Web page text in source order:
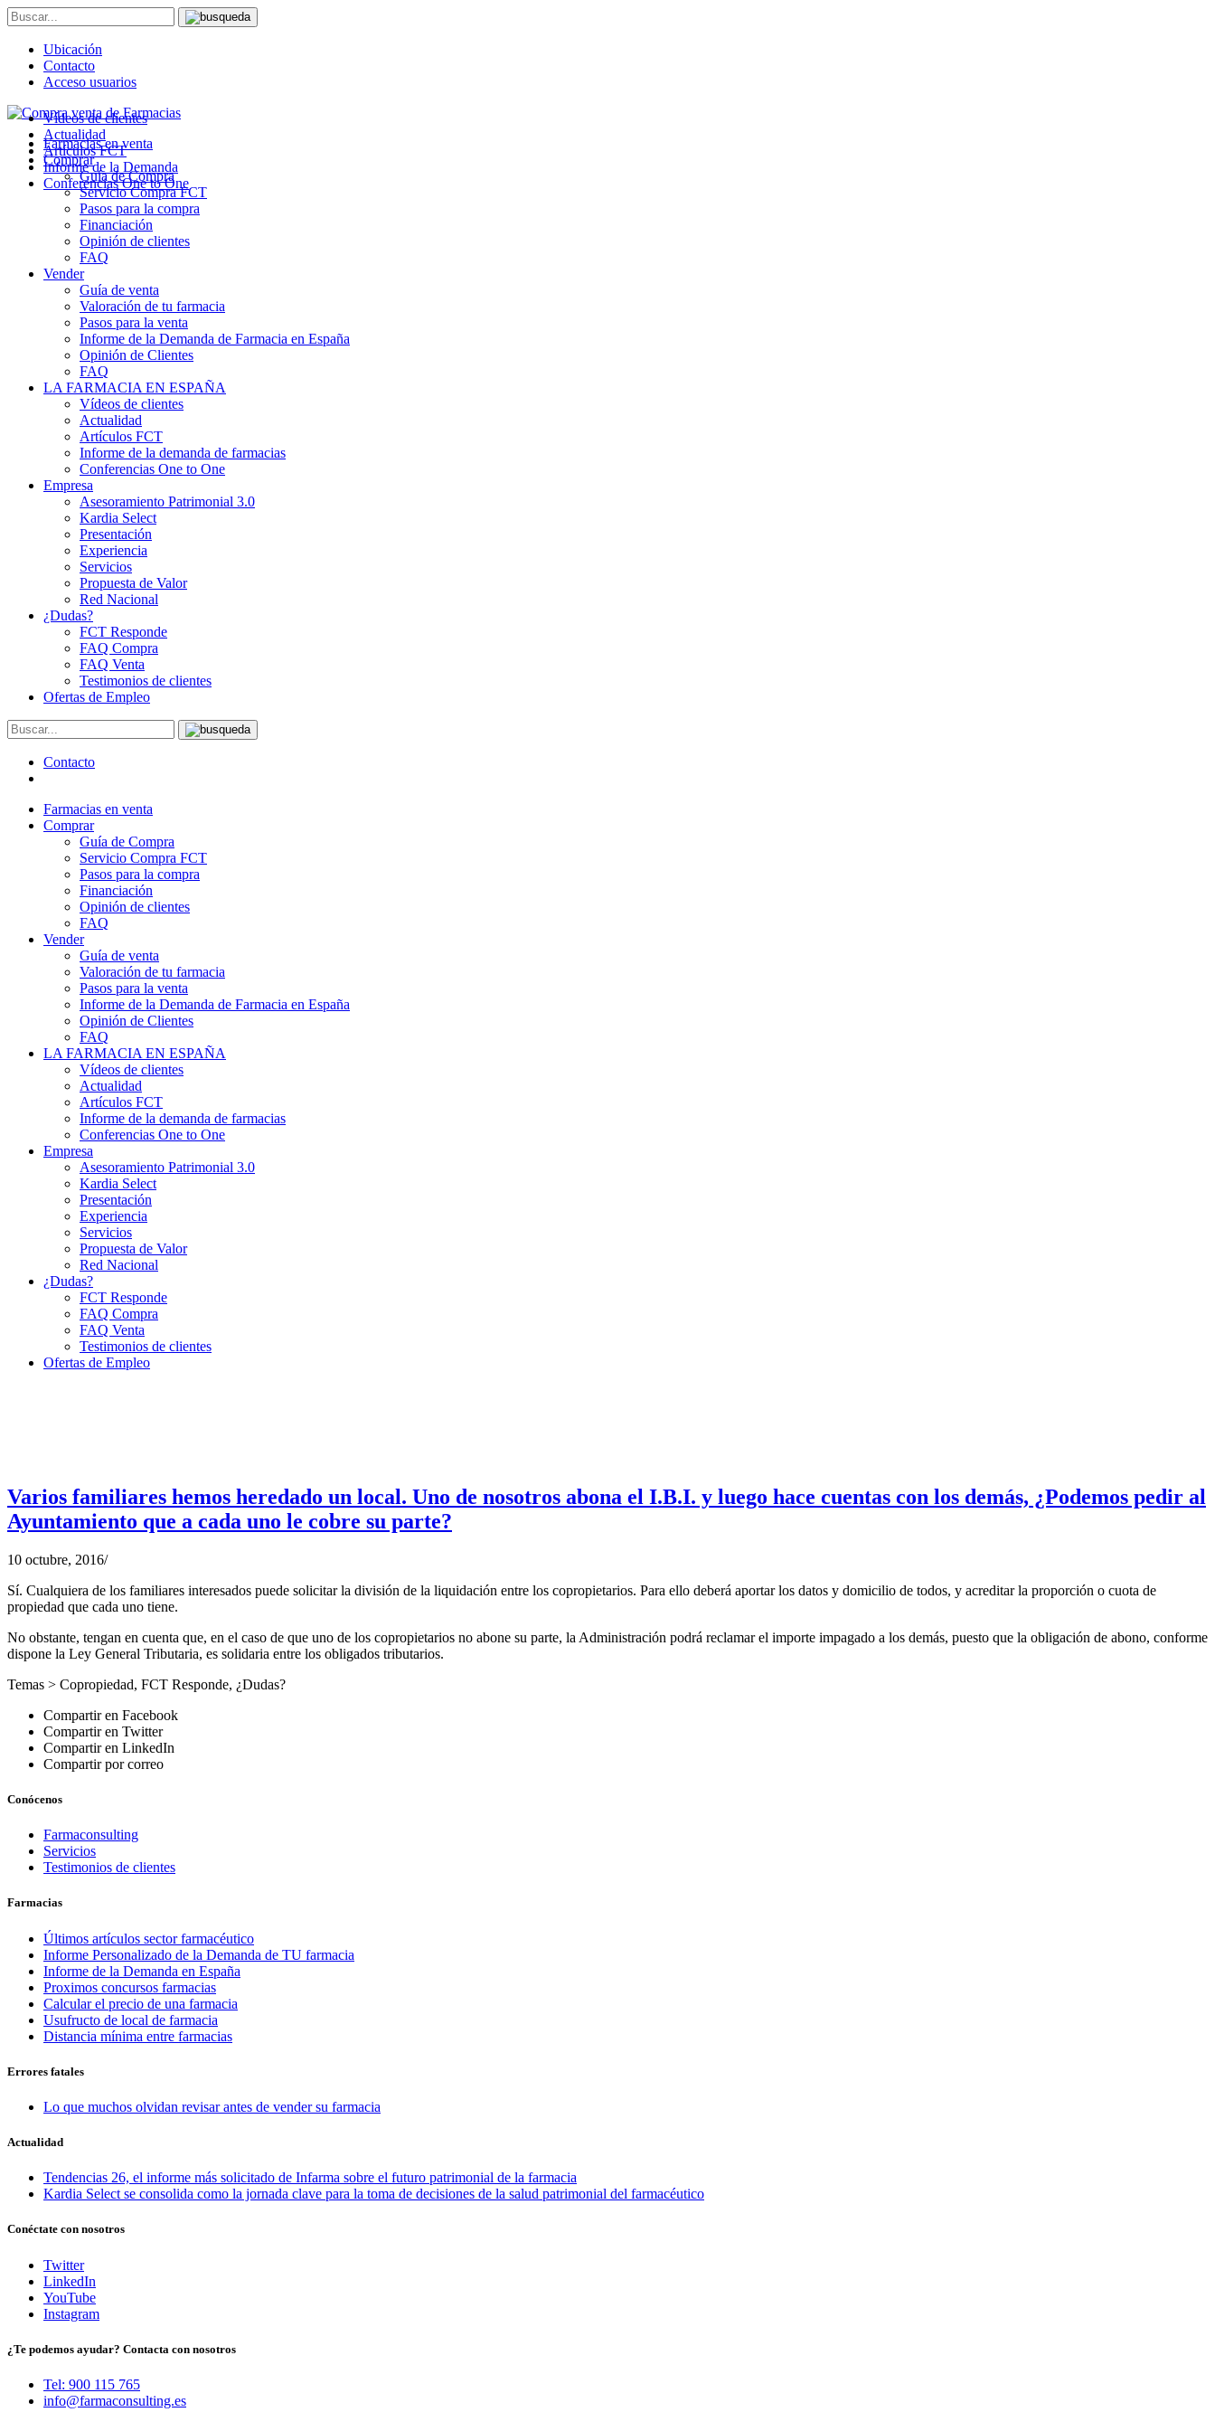
Ubicación
Contacto
Acceso usuarios
Farmacias en venta
Comprar
Guía de Compra
Servicio Compra FCT
Pasos para la compra
Financiación
Opinión de clientes
FAQ
Vender
Guía de venta
Valoración de tu farmacia
Pasos para la venta
Informe de la Demanda de Farmacia en España
Opinión de Clientes
FAQ
LA FARMACIA EN ESPAÑA
Vídeos de clientes
Actualidad
Artículos FCT
Informe de la demanda de farmacias
Conferencias One to One
Empresa
Asesoramiento Patrimonial 3.0
Kardia Select
Presentación
Experiencia
Servicios
Propuesta de Valor
Red Nacional
¿Dudas?
FCT Responde
FAQ Compra
FAQ Venta
Testimonios de clientes
Ofertas de Empleo
Contacto
Farmacias en venta
Comprar
Guía de Compra
Servicio Compra FCT
Pasos para la compra
Financiación
Opinión de clientes
FAQ
Vender
Guía de venta
Valoración de tu farmacia
Pasos para la venta
Informe de la Demanda de Farmacia en España
Opinión de Clientes
FAQ
LA FARMACIA EN ESPAÑA
Vídeos de clientes
Actualidad
Artículos FCT
Informe de la demanda de farmacias
Conferencias One to One
Empresa
Asesoramiento Patrimonial 3.0
Kardia Select
Presentación
Experiencia
Servicios
Propuesta de Valor
Red Nacional
¿Dudas?
FCT Responde
FAQ Compra
FAQ Venta
Testimonios de clientes
Ofertas de Empleo
Vídeos de clientes
Actualidad
Artículos FCT
Informe de la Demanda
Conferencias One to One
Varios familiares hemos heredado un local. Uno de nosotros abona el I.B.I. y luego hace cuentas con los demás, ¿Podemos pedir al
Ayuntamiento que a cada uno le cobre su parte?
10 octubre, 2016/
Sí. Cualquiera de los familiares interesados puede solicitar la división de la liquidación entre los copropietarios. Para ello deberá aportar los datos y domicilio de todos, y acreditar la proporción o cuota de
propiedad que cada uno tiene.
No obstante, tengan en cuenta que, en el caso de que uno de los copropietarios no abone su parte, la Administración podrá reclamar el importe impagado a los demás, puesto que la obligación de abono, conforme
dispone la Ley General Tributaria, es solidaria entre los obligados tributarios.
Temas > Copropiedad, FCT Responde, ¿Dudas?
Compartir en Facebook
Compartir en Twitter
Compartir en LinkedIn
Compartir por correo
Conócenos
Farmaconsulting
Servicios
Testimonios de clientes
Farmacias
Últimos artículos sector farmacéutico
Informe Personalizado de la Demanda de TU farmacia
Informe de la Demanda en España
Proximos concursos farmacias
Calcular el precio de una farmacia
Usufructo de local de farmacia
Distancia mínima entre farmacias
Errores fatales
Lo que muchos olvidan revisar antes de vender su farmacia
Actualidad
Tendencias 26, el informe más solicitado de Infarma sobre el futuro patrimonial de la farmacia
Kardia Select se consolida como la jornada clave para la toma de decisiones de la salud patrimonial del farmacéutico
Conéctate con nosotros
Twitter
LinkedIn
YouTube
Instagram
¿Te podemos ayudar? Contacta con nosotros
Tel: 900 115 765
info@farmaconsulting.es